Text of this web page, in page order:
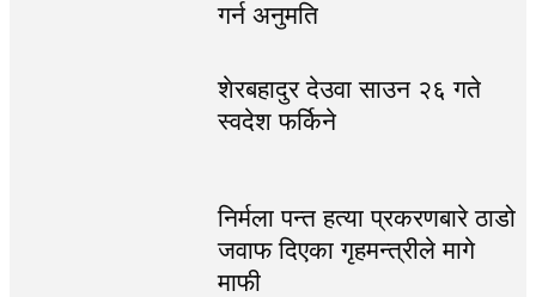
गर्न अनुमति
शेरबहादुर देउवा साउन २६ गते
स्वदेश फर्किने
निर्मला पन्त हत्या प्रकरणबारे ठाडो
जवाफ दिएका गृहमन्त्रीले मागे
माफी